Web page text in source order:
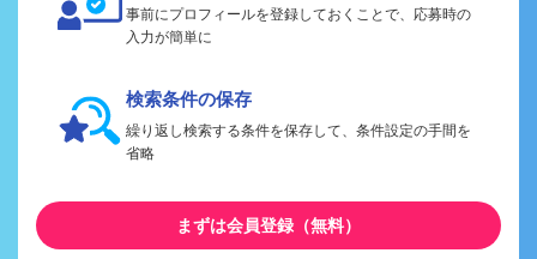
事前にプロフィールを登録しておくことで、応募時の
入力が簡単に
検索条件の保存
繰り返し検索する条件を保存して、条件設定の手間を
省略
まずは会員登録（無料）